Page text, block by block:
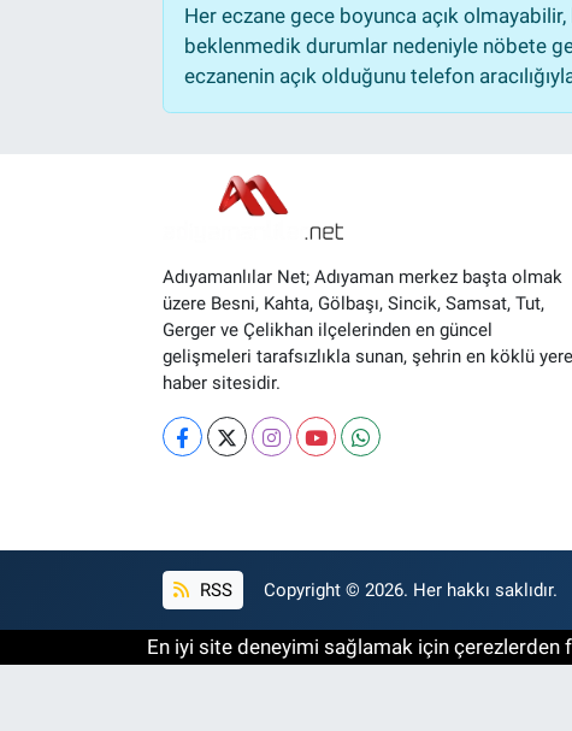
Her eczane gece boyunca açık
beklenmedik durumlar nedeniyle nöbete
eczanenin açık olduğunu telefon
Adıyamanlılar Net; Adıyaman merkez başta olmak
üzere Besni, Kahta, Gölbaşı, Sincik, Samsat, Tut,
Gerger ve Çelikhan ilçelerinden en güncel
gelişmeleri tarafsızlıkla sunan, şehrin en köklü yerel
haber sitesidir.
RSS Copyright © 2026. Her hakkı saklıdır.
En iyi site deneyimi sağlamak için çerezlerden